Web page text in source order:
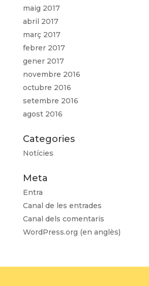
maig 2017
abril 2017
març 2017
febrer 2017
gener 2017
novembre 2016
octubre 2016
setembre 2016
agost 2016
Categories
Notícies
Meta
Entra
Canal de les entrades
Canal dels comentaris
WordPress.org (en anglès)